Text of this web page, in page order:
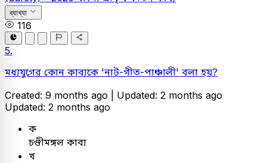
ব্যাখ্যা
116
5.
মধ্যযুগের কোন কাব্যকে 'নাট-গীত-পাঞ্চালী' বলা হয়?
Created: 9 months ago | Updated: 2 months ago
Updated: 2 months ago
ক
চণ্ডীমঙ্গল কাব্য
খ